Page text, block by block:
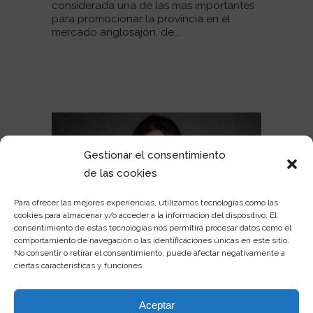
Gestionar el consentimiento
de las cookies
Para ofrecer las mejores experiencias, utilizamos tecnologías como las
cookies para almacenar y/o acceder a la información del dispositivo. El
consentimiento de estas tecnologías nos permitirá procesar datos como el
comportamiento de navegación o las identificaciones únicas en este sitio.
No consentir o retirar el consentimiento, puede afectar negativamente a
ciertas características y funciones.
Aceptar
considerada una de las mas importantes
para promocionar la provincia en el
mercado anglosajón, de...
25 JUL MAITE GIL, UNA ACTRIZ DE
ALTOS VUELOS.
En Discover Castellón nº 8, hemos
entrevistado a la ondease, Maite Gil, que